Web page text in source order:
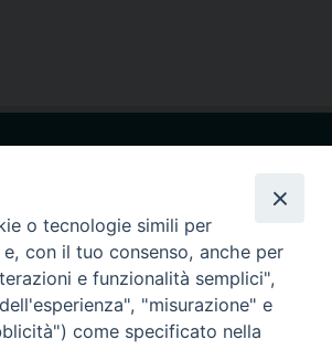
Seminario Giovanni Paolo I
87011 Cassano allo Ionio (CS)
cell.375.9066947
o tecnologie simili per
con il tuo consenso, anche per
e funzionalità semplici",
"misurazione" e
come specificato nella